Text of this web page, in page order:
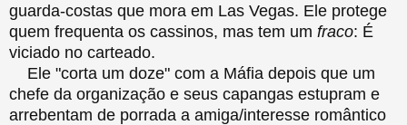
guarda-costas que mora em Las Vegas. Ele protege
quem frequenta os cassinos, mas tem um fraco: É
viciado no carteado.
Ele "corta um doze" com a Máfia depois que um
chefe da organização e seus capangas estupram e
arrebentam de porrada a amiga/interesse romântico